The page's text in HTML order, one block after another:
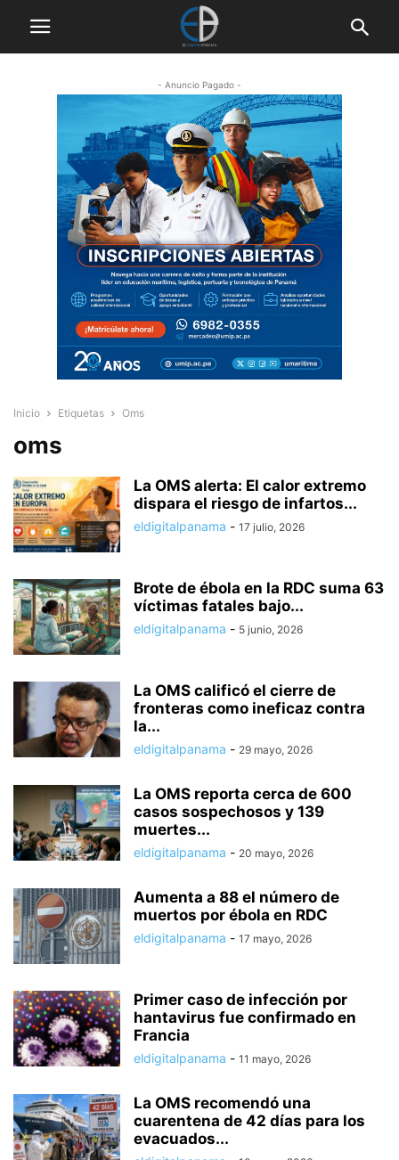
- Anuncio Pagado -
Inicio Etiquetas Oms
oms
La OMS alerta: El calor extremo
dispara el riesgo de infartos...
eldigitalpanama - 17 julio, 2026
Brote de ébola en la RDC suma 63
víctimas fatales bajo...
eldigitalpanama - 5 junio, 2026
La OMS calificó el cierre de
fronteras como ineficaz contra
la...
eldigitalpanama - 29 mayo, 2026
La OMS reporta cerca de 600
casos sospechosos y 139
muertes...
eldigitalpanama - 20 mayo, 2026
Aumenta a 88 el número de
muertos por ébola en RDC
eldigitalpanama - 17 mayo, 2026
Primer caso de infección por
hantavirus fue confirmado en
Francia
eldigitalpanama - 11 mayo, 2026
La OMS recomendó una
cuarentena de 42 días para los
evacuados...